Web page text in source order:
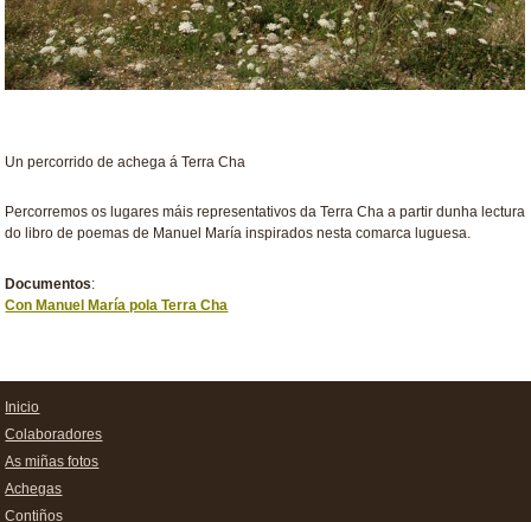
Un percorrido de achega á Terra Cha
Percorremos os lugares máis representativos da Terra Cha a partir dunha lectura
do libro de poemas de Manuel María inspirados nesta comarca luguesa.
Documentos:
Con Manuel María pola Terra Cha
Inicio
Colaboradores
As miñas fotos
Achegas
Contiños